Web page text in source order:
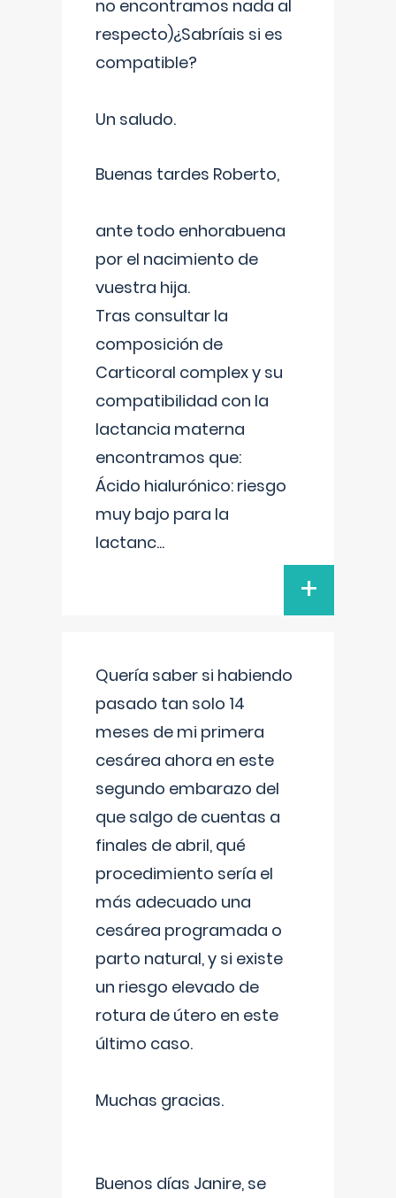
no encontramos nada al
respecto)¿Sabríais si es
compatible?
Un saludo.
Buenas tardes Roberto,
ante todo enhorabuena
por el nacimiento de
vuestra hija.
Tras consultar la
composición de
Carticoral complex y su
compatibilidad con la
lactancia materna
encontramos que:
Ácido hialurónico: riesgo
muy bajo para la
lactanc...
+
Quería saber si habiendo
pasado tan solo 14
meses de mi primera
cesárea ahora en este
segundo embarazo del
que salgo de cuentas a
finales de abril, qué
procedimiento sería el
más adecuado una
cesárea programada o
parto natural, y si existe
un riesgo elevado de
rotura de útero en este
último caso.
Muchas gracias.
Buenos días Janire, se